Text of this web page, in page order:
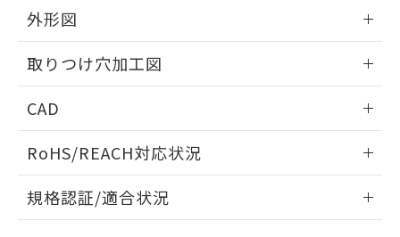
外形図
取りつけ穴加工図
CAD
ドすることができます。
ログイン/会員登録
RoHS/REACH対応状況
EU RoHS 注意事項・凡例
規格認証/適合状況
※当社の共同利用者とは、
の共同利用に関して"
の「1.共同利
とができます。
EU RoHS指令（10物質）の非含有証明書
ものではありません。
また、RoHS指令のフタル酸エステル類４
物質の対応では、対応完了までの期間は出
荷製品に未対応品が混在することから備考
欄に対応日を記載しておりました。